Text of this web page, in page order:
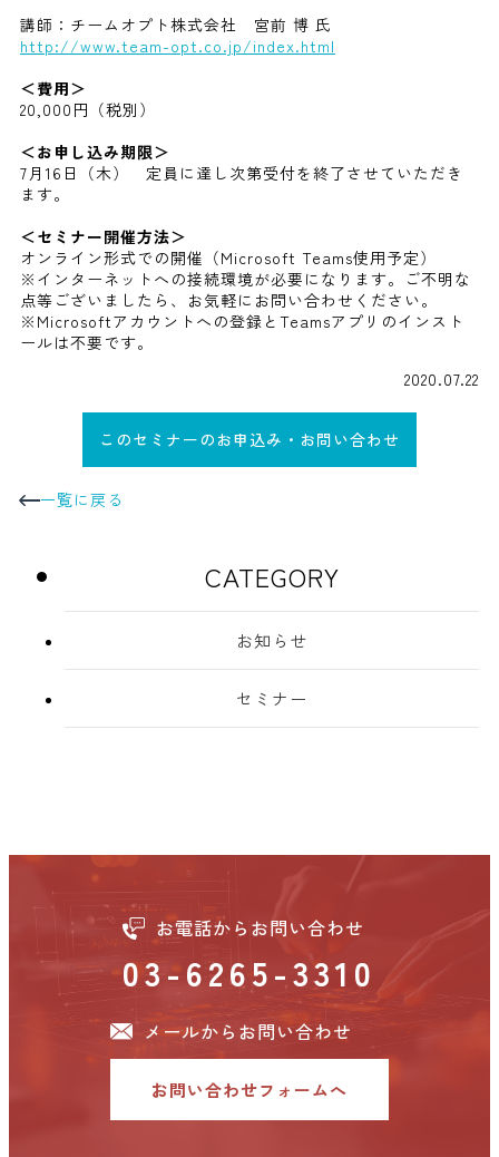
講師：チームオプト株式会社 宮前 博 氏
http://www.team-opt.co.jp/index.html
＜費用＞
20,000円（税別）
＜お申し込み期限＞
7月16日（木） 定員に達し次第受付を終了させていただき
ます。
＜セミナー開催方法＞
オンライン形式での開催（Microsoft Teams使用予定）
※インターネットへの接続環境が必要になります。ご不明な
点等ございましたら、お気軽にお問い合わせください。
※Microsoftアカウントへの登録とTeamsアプリのインスト
ールは不要です。
2020.07.22
このセミナーのお申込み・お問い合わせ
一覧に戻る
CATEGORY
お知らせ
セミナー
お電話からお問い合わせ
03-6265-3310
メールからお問い合わせ
お問い合わせフォームへ